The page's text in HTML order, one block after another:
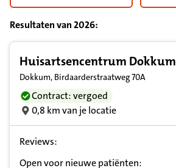
Resultaten van2026:
Huisartsencentrum Dokkum
Dokkum, Birdaarderstraatweg 70A
Contract: vergoed
0,8 km van je locatie
Reviews:
Open voor nieuwe patiënten: